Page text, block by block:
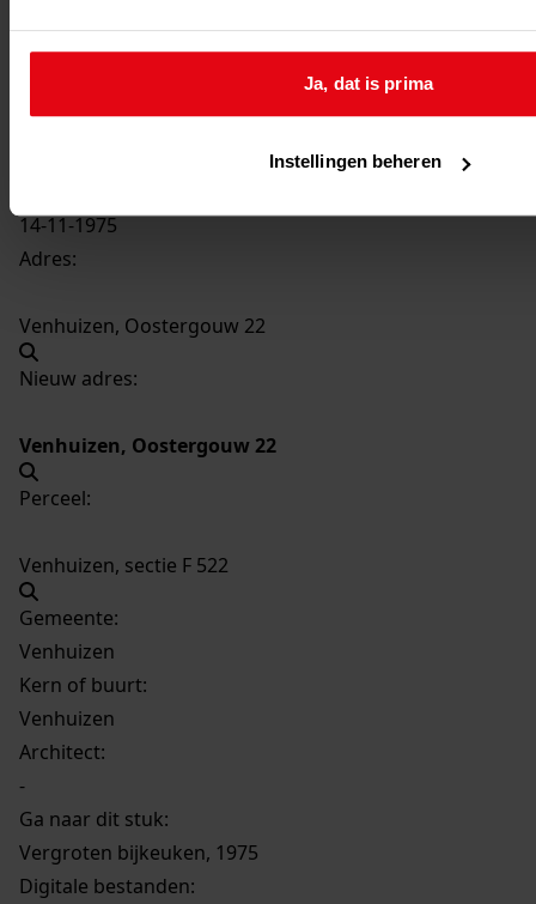
Ja, dat is prima
Instellingen beheren
3857Vergroten bijkeuken, 1975
Datering:
Beschrijving:
14-11-1975
Adres:
Venhuizen, Oostergouw 22
Nieuw adres:
Venhuizen, Oostergouw 22
Perceel:
Venhuizen, sectie F 522
Gemeente:
Venhuizen
Kern of buurt:
Venhuizen
Architect:
-
Ga naar dit stuk:
Vergroten bijkeuken, 1975
Digitale bestanden: